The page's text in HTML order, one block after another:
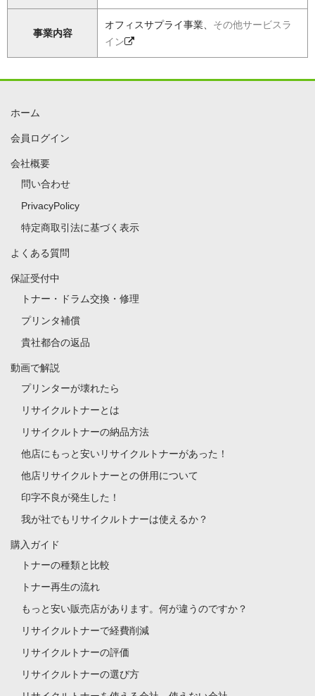
事業内容
オフィスサプライ事業、 その他サービスラ
イン
ホーム
会員ログイン
会社概要
問い合わせ
PrivacyPolicy
特定商取引法に基づく表示
よくある質問
保証受付中
トナー・ドラム交換・修理
プリンタ補償
貴社都合の返品
動画で解説
プリンターが壊れたら
リサイクルトナーとは
リサイクルトナーの納品方法
他店にもっと安いリサイクルトナーがあった！
他店リサイクルトナーとの併用について
印字不良が発生した！
我が社でもリサイクルトナーは使えるか？
購入ガイド
トナーの種類と比較
トナー再生の流れ
もっと安い販売店があります。何が違うのですか？
リサイクルトナーで経費削減
リサイクルトナーの評価
リサイクルトナーの選び方